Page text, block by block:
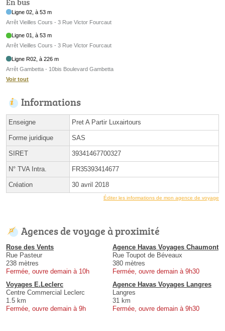
Ligne 02, à 53 m
Arrêt Vieilles Cours - 3 Rue Victor Fourcaut
Ligne 01, à 53 m
Arrêt Vieilles Cours - 3 Rue Victor Fourcaut
Ligne R02, à 226 m
Arrêt Gambetta - 10bis Boulevard Gambetta
Voir tout
Informations
Enseigne Pret A Partir Luxairtours
Forme juridique SAS
SIRET 39341467700327
N° TVA Intra. FR35393414677
Création 30 avril 2018
Éditer les informations de mon agence de voyage
Agences de voyage à proximité
Rose des Vents
Rue Pasteur
238 mètres
Fermée, ouvre demain à 10h
Agence Havas Voyages Chaumont
Rue Toupot de Béveaux
380 mètres
Fermée, ouvre demain à 9h30
Voyages E.Leclerc
Centre Commercial Leclerc
1.5 km
Fermée, ouvre demain à 9h
Agence Havas Voyages Langres
Langres
31 km
Fermée, ouvre demain à 9h30